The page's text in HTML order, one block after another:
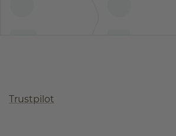
Trustpilot